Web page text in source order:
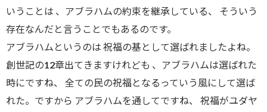
いうことは 、アブラハムの約束を継承している、 そういう
存在なんだと言うことでもあるのです。
アブラハムというのは 祝福の基として選ばれましたよね。
創世記の12章出てきますけれども 、アブラハムは選ばれた
時にですね、 全ての民の祝福となるっていう風にして選ば
れた。ですから アブラハムを通してですね、 祝福がユダヤ